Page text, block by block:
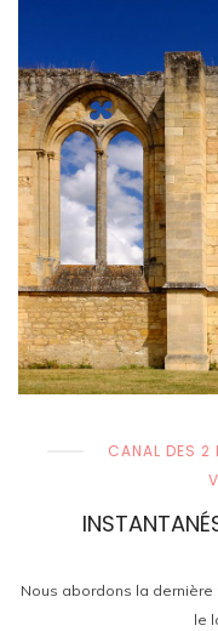
CANAL DES 2
Nous abordons la
le